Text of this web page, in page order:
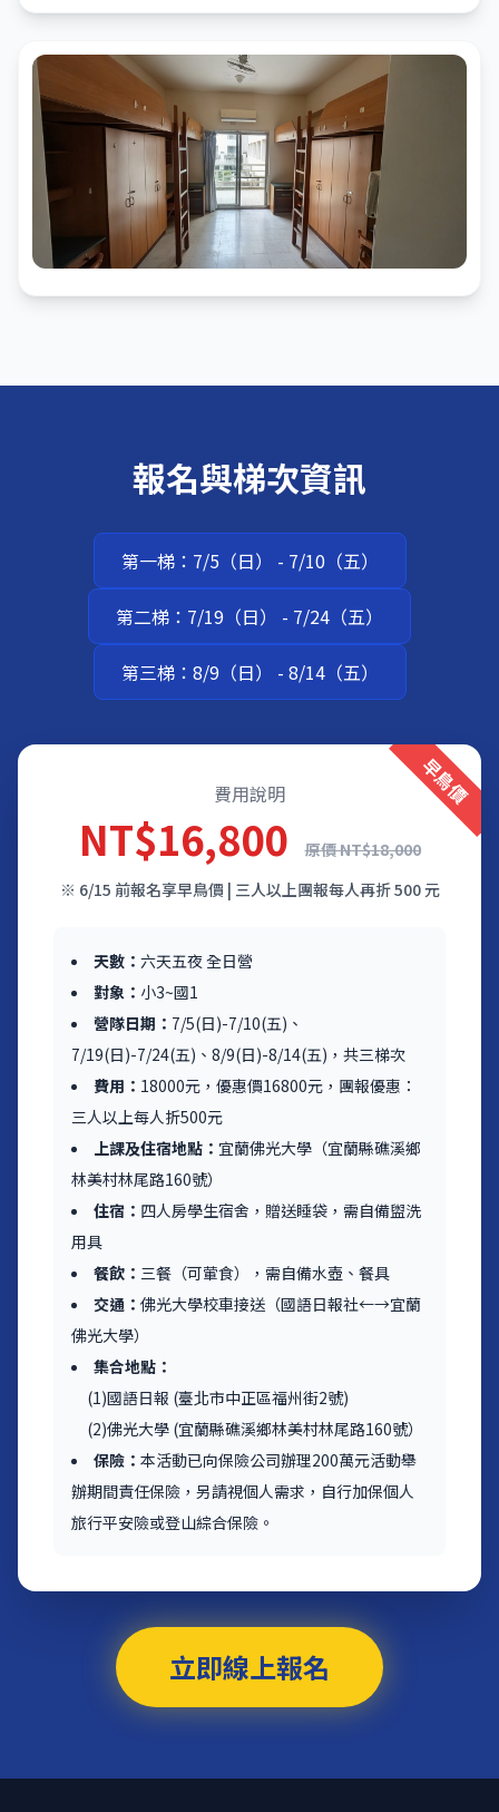
報名與梯次資訊
第一梯：7/5（日） - 7/10（五）
第二梯：7/19（日） - 7/24（五）
第三梯：8/9（日） - 8/14（五）
早鳥價
費用說明
NT$16,800
原價 NT$18,000
※ 6/15 前報名享早鳥價 | 三人以上團報每人再折 500 元
天數： 六天五夜 全日營
對象： 小3~國1
營隊日期： 7/5(日)-7/10(五)、
7/19(日)-7/24(五)、8/9(日)-8/14(五)，共三梯次
費用： 18000元，優惠價16800元，團報優惠：
三人以上每人折500元
上課及住宿地點： 宜蘭佛光大學（宜蘭縣礁溪鄉
林美村林尾路160號）
住宿： 四人房學生宿舍，贈送睡袋，需自備盥洗
用具
餐飲： 三餐（可葷食），需自備水壺、餐具
交通： 佛光大學校車接送（國語日報社←→宜蘭
佛光大學）
集合地點：
(1)國語日報 (臺北市中正區福州街2號)
(2)佛光大學 (宜蘭縣礁溪鄉林美村林尾路160號）
保險： 本活動已向保險公司辦理200萬元活動舉
辦期間責任保險，另請視個人需求，自行加保個人
旅行平安險或登山綜合保險。
立即線上報名